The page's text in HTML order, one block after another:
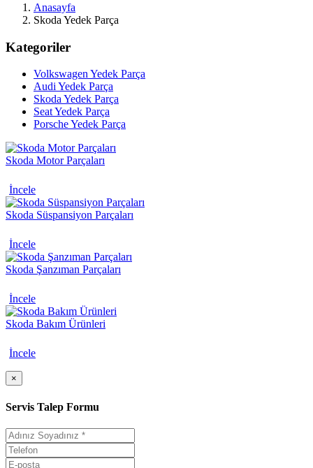
Anasayfa
Skoda Yedek Parça
Kategoriler
Volkswagen Yedek Parça
Audi Yedek Parça
Skoda Yedek Parça
Seat Yedek Parça
Porsche Yedek Parça
Skoda Motor Parçaları
İncele
Skoda Süspansiyon Parçaları
İncele
Skoda Şanzıman Parçaları
İncele
Skoda Bakım Ürünleri
İncele
×
Servis Talep Formu